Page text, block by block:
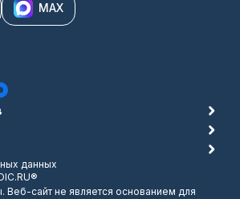
MAX
данных
Веб-сайт не является основанием для